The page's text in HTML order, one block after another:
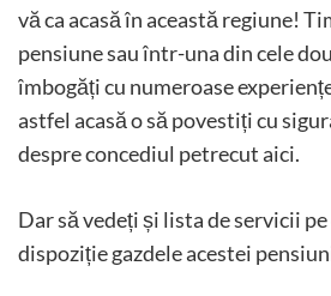
vă ca acasă în această regiune!
pensiune sau într-una din cele
îmbogăți cu numeroase
astfel acasă o să povestiți cu
despre concediul petrecut aici.
Dar să vedeți și lista de servicii pe
dispoziție gazdele acestei